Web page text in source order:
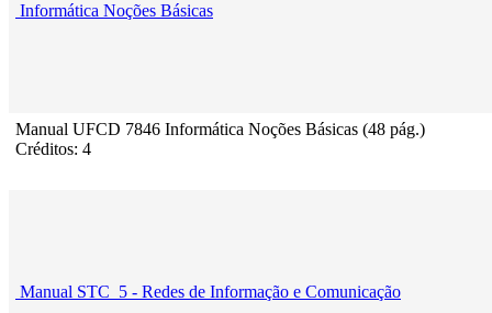
Informática Noções Básicas
Manual UFCD 7846 Informática Noções Básicas (48 pág.)
Créditos: 4
Manual STC_5 - Redes de Informação e Comunicação